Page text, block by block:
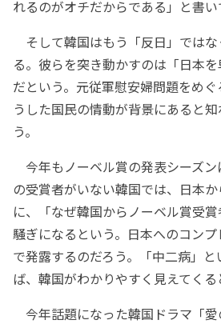
れるのがオチだからである」と書い
そして韓国はもう「反日」では
る。彼らを突き動かすのは「日本
だという。元従軍慰安婦問題をめ
うした国民の情動が背景にあると
う。
今年もノーベル賞の発表シーズ
の受賞者がいない韓国では、日本
に、「なぜ韓国からノーベル賞受
騒ぎになるという。日本へのコン
で発露するのだろう。「中二病」
ば、韓国がわかりやすく見えてくる
今年話題になった韓国ドラマ「